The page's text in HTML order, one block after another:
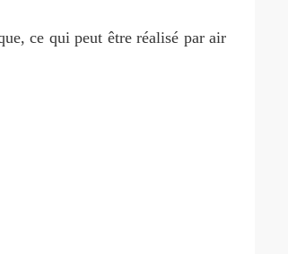
ce qui peut être réalisé par air